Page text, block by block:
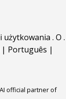
użytkowania . O .
| Português |
official partner of